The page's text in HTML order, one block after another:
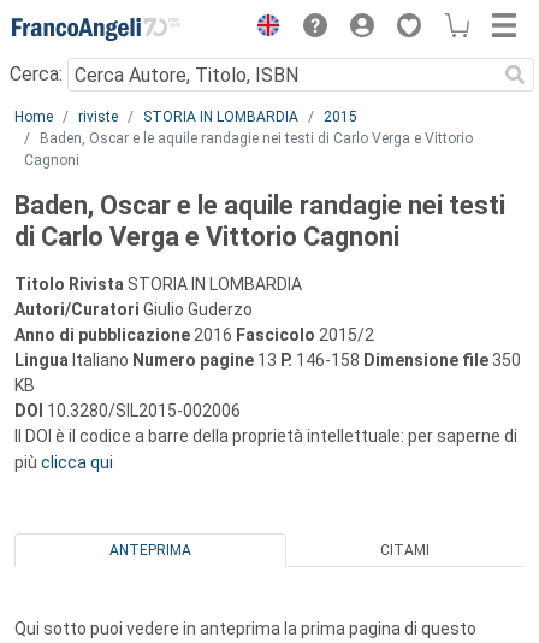
Menu
Cerca:
Main content
Home riviste STORIA IN LOMBARDIA
2015
Baden, Oscar e le aquile randagie nei testi di Carlo Verga e Vittorio
Cagnoni
Baden, Oscar e le aquile randagie nei testi
di Carlo Verga e Vittorio Cagnoni
Titolo Rivista STORIA IN LOMBARDIA
Autori/Curatori Giulio Guderzo
Anno di pubblicazione 2016 Fascicolo 2015/2
Lingua Italiano Numero pagine 13 P. 146-158 Dimensione file 350
KB
DOI 10.3280/SIL2015-002006
Il DOI è il codice a barre della proprietà intellettuale: per saperne di
più clicca qui
ANTEPRIMA CITAMI
Qui sotto puoi vedere in anteprima la prima pagina di questo